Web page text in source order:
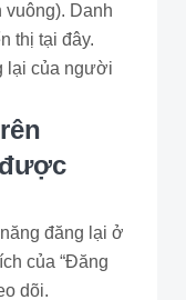
vuông). Danh
thị tại đây.
lại của người
đăng lại ở
của “Đăng
dõi.